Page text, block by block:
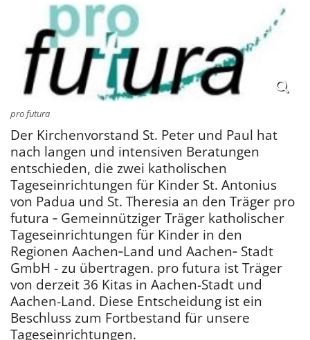
pro futura
Der Kirchenvorstand St. Peter und Paul hat
nach langen und intensiven Beratungen
entschieden, die zwei katholischen
Tageseinrichtungen für Kinder St. Antonius
von Padua und St. Theresia an den Träger pro
futura ‐ Gemeinnütziger Träger katholischer
Tageseinrichtungen für Kinder in den
Regionen Aachen‐Land und Aachen‐ Stadt
GmbH - zu übertragen. pro futura ist Träger
von derzeit 36 Kitas in Aachen-Stadt und
Aachen-Land. Diese Entscheidung ist ein
Beschluss zum Fortbestand für unsere
Tageseinrichtungen.